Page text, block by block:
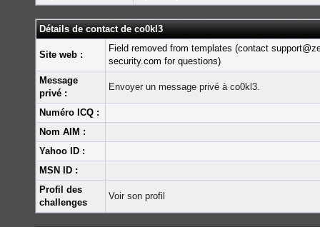
Détails de contact de co0kl3
Site web :
Field removed from templates (contact
security.com for questions)
Message
privé :
Envoyer un message privé à co0kl3.
Numéro ICQ :
Nom AIM :
Yahoo ID :
MSN ID :
Profil des
challenges
Voir son profil